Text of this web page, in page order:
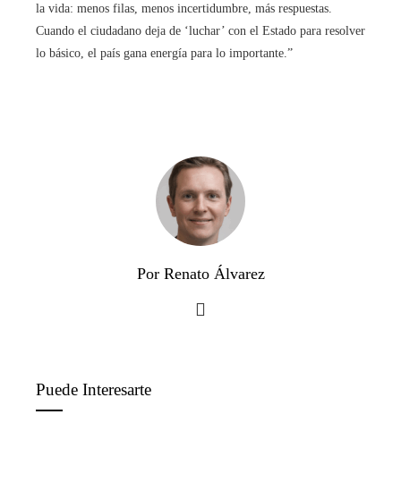
la vida: menos filas, menos incertidumbre, más respuestas.
Cuando el ciudadano deja de ‘luchar’ con el Estado para resolver
lo básico, el país gana energía para lo importante.”
Por Renato Álvarez
Puede Interesarte